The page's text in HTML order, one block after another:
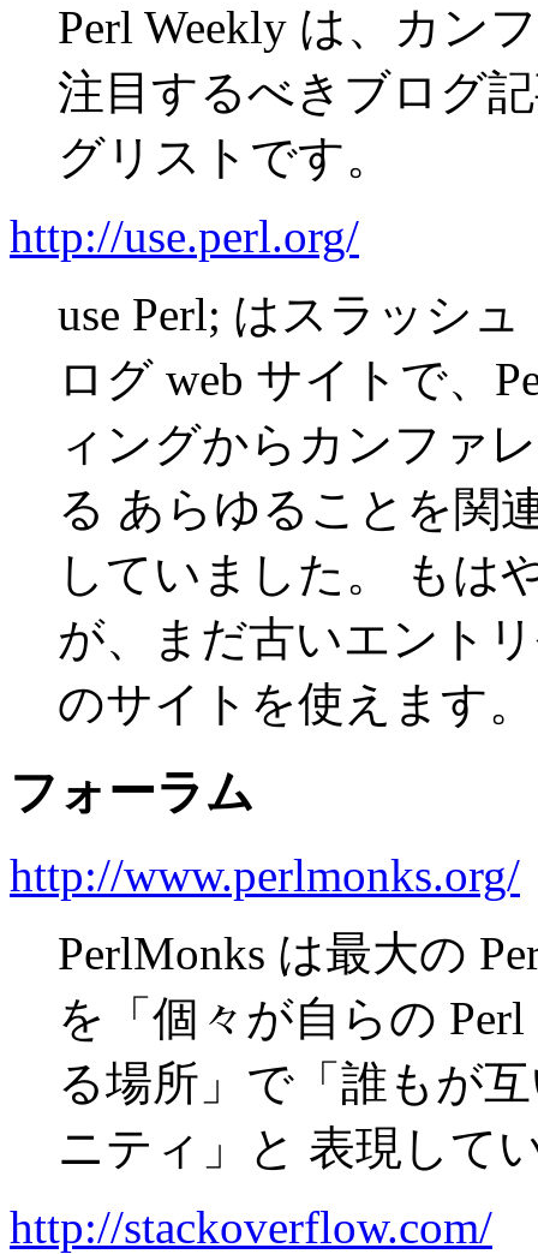
Perl Weekly は、カン
注目するべきブログ
グリストです。
http://use.perl.org/
use Perl; はスラッシ
ログ web サイトで、
ィングからカンファ
る あらゆることを関
していました。 もは
が、まだ古いエント
のサイトを使えます。
フォーラム
http://www.perlmonks.org/
PerlMonks は最大の
を「個々が自らの
る場所」で「誰もが
ニティ」と 表現して
http://stackoverflow.com/